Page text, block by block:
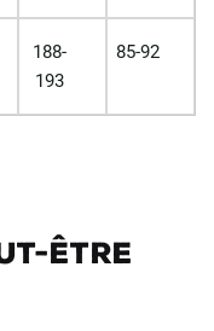
188-
193
85-92
être